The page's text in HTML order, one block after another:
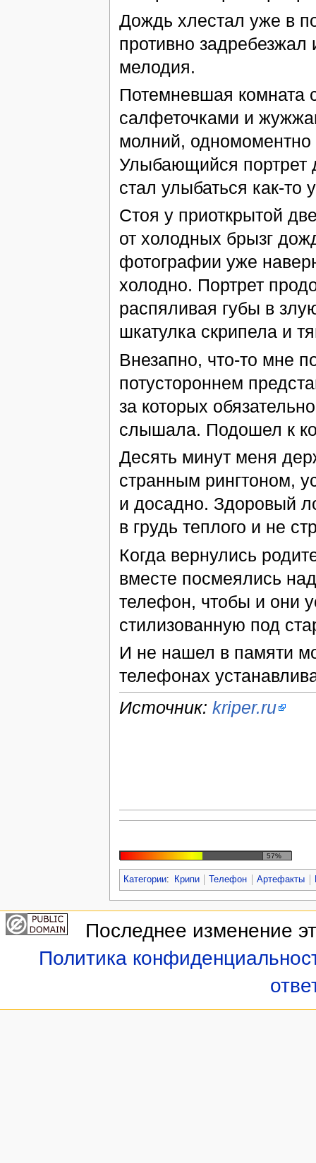
Дождь хлестал уже в
противно задребезжал
мелодия.
Потемневшая комната
салфеточками и
молний,
Улыбающийся портрет
стал улыбаться как-
Стоя у приоткрытой
от холодных брызг
фотографии уже
холодно. Портрет
распяливая губы в
шкатулка скрипела и
Внезапно, что-то мне
потустороннем
за которых
слышала. Подошел к
Десять минут меня
странным рингтоном,
и досадно. Здоровый
в грудь теплого и не
Когда вернулись
вместе посмеялись
телефон, чтобы и они
стилизованную под
И не нашел в памяти
телефонах
Источник: kriper.ru
57%
Категории: Крипи Телефон Артефакты
Последнее изменение
Политика